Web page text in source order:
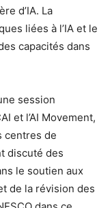
d’IA. La
liées à l’IA et le
capacités dans
session
et l’AI Movement,
centres de
discuté des
le soutien aux
de la révision des